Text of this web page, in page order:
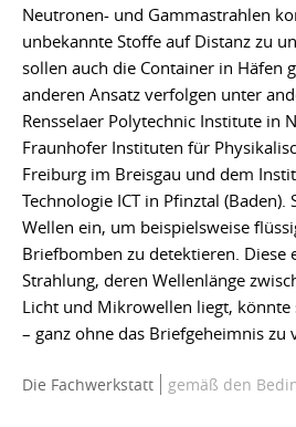
Neutronen- und Gammastrahlen
unbekannte Stoffe auf Distanz zu
sollen auch die Container in Häfen
anderen Ansatz verfolgen unter
Rensselaer Polytechnic Institute in
Fraunhofer Instituten für
Freiburg im Breisgau und dem
Technologie ICT in Pfinztal (Baden).
Wellen ein, um beispielsweise
Briefbomben zu detektieren. Diese
Strahlung, deren Wellenlänge
Licht und Mikrowellen liegt, könnte
– ganz ohne das Briefgeheimnis zu
Die Fachwerkstatt gemäß den